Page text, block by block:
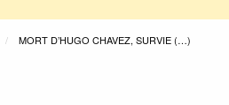
MORT D’HUGO CHAVEZ, SURVIE (…)